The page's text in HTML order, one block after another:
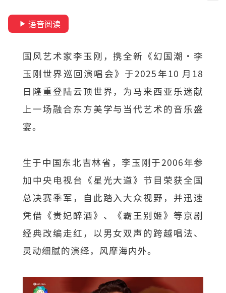
语音阅读
国风艺术家李玉刚，携全新《幻国潮·李
玉刚世界巡回演唱会》于2025年10 月18
日隆重登陆云顶世界，为马来西亚乐迷献
上一场融合东方美学与当代艺术的音乐盛
宴。
生于中国东北吉林省，李玉刚于2006年参
加中央电视台《星光大道》节目荣获全国
总决赛季军，自此踏入大众视野，并迅速
凭借《贵妃醉酒》、《霸王别姬》等京剧
经典改编走红，以男女双声的跨越唱法、
灵动细腻的演绎，风靡海内外。